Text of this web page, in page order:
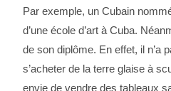
Par exemple, un Cubain
d’une école d’art à Cuba.
de son diplôme. En effet, il n’a
s’acheter de la terre glaise à
envie de vendre des tableaux